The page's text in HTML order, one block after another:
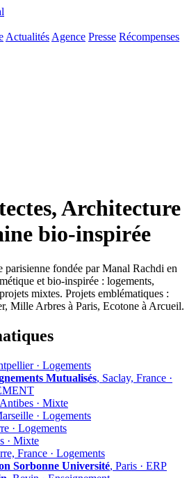
Actualités Agence Presse Récompenses
Architecture
bio-inspirée
fondée par Manal Rachdi en
et bio-inspirée : logements,
mixtes. Projets emblématiques :
Mille Arbres à Paris, Ecotone à Arcueil.
· Logements
Mutualisés, Saclay, France ·
· Mixte
· Logements
· Logements
· Mixte
France · Logements
Sorbonne Université, Paris · ERP